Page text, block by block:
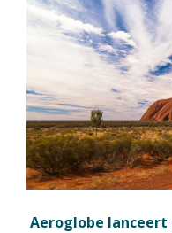
Aeroglobe